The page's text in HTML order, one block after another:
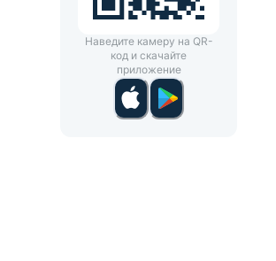
Наведите камеру на QR-
код и скачайте
приложение